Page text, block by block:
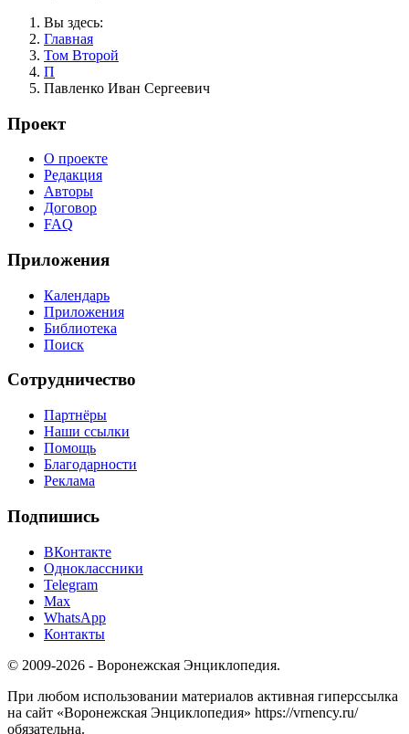
Вы здесь:
Главная
Том Второй
П
Павленко Иван Сергеевич
Проект
О проекте
Редакция
Авторы
Договор
FAQ
Приложения
Календарь
Приложения
Библиотека
Поиск
Сотрудничество
Партнёры
Наши ссылки
Помощь
Благодарности
Реклама
Подпишись
ВКонтакте
Одноклассники
Telegram
Max
WhatsApp
Контакты
© 2009-2026 - Воронежская Энциклопедия.
При любом использовании материалов активная гиперссылка
на сайт «Воронежская Энциклопедия» https://vrnency.ru/
обязательна.